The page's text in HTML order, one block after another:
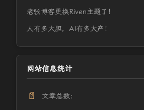
老张博客更换Riven主题了！
人有多大胆，AI有多大产！
网站信息统计
📄 文章总数：